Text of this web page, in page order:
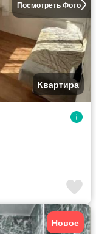
Посмотреть Фото
Квартира
Новое